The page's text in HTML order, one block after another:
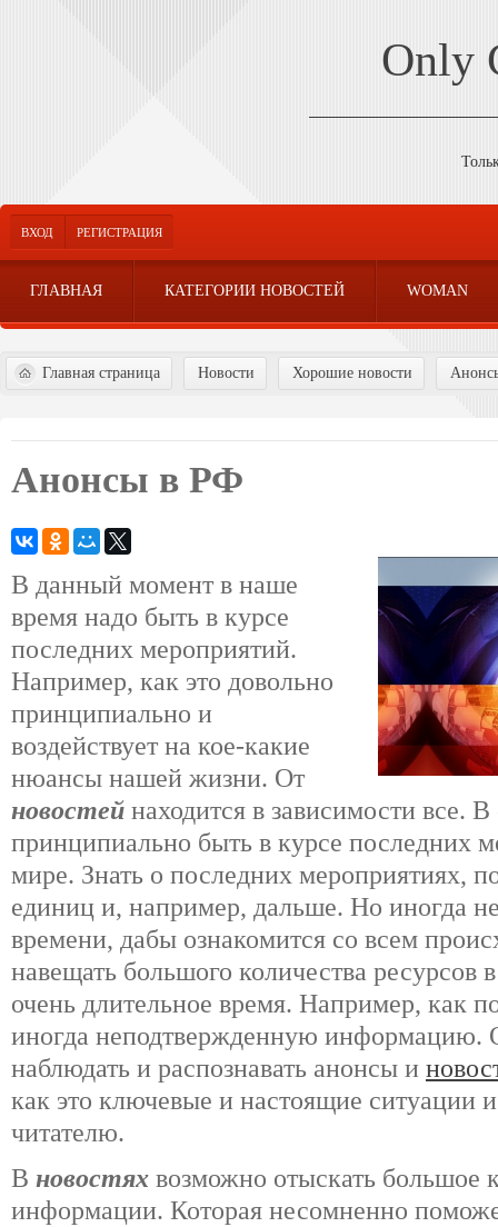
Only
ВХОД РЕГИСТРАЦИЯ
ГЛАВНАЯ КАТЕГОРИИ НОВОСТЕЙ WOMAN
Главная страница Новости Хорошие новости
Анонсы в РФ
В данный момент в наше
время надо быть в курсе
последних мероприятий.
Например, как это довольно
принципиально и
воздействует на кое-какие
нюансы нашей жизни. От
новостей находится в зависимости все. В
принципиально быть в курсе последних
мире. Знать о последних мероприятиях,
единиц и, например, дальше. Но иногда
времени, дабы ознакомится со всем
навещать большого количества ресурсов
очень длительное время. Например, как
иногда неподтвержденную информацию.
наблюдать и распознавать анонсы и
как это ключевые и настоящие ситуации
читателю.
В новостях возможно отыскать большое
информации. Которая несомненно